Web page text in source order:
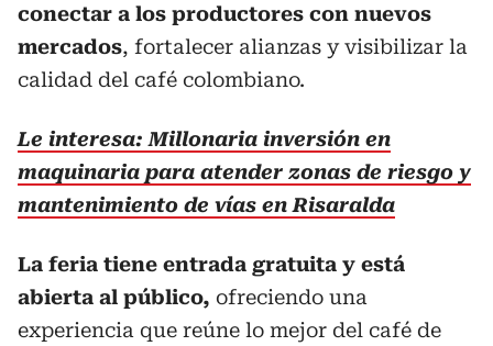
conectar a los productores con nuevos
mercados, fortalecer alianzas y visibilizar la
calidad del café colombiano.
Le interesa: Millonaria inversión en
maquinaria para atender zonas de riesgo y
mantenimiento de vías en Risaralda
La feria tiene entrada gratuita y está
abierta al público, ofreciendo una
experiencia que reúne lo mejor del café de